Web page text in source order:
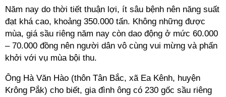
Năm nay do thời tiết thuận lợi, ít sâu bệnh nên năng suất
đạt khá cao, khoảng 350.000 tấn. Không những được
mùa, giá sầu riêng năm nay còn dao động ở mức 60.000
– 70.000 đồng nên người dân vô cùng vui mừng và phấn
khởi với vụ mùa bội thu.
Ông Hà Văn Hào (thôn Tân Bắc, xã Ea Kênh, huyện
Krông Pắk) cho biết, gia đình ông có 230 gốc sầu riêng